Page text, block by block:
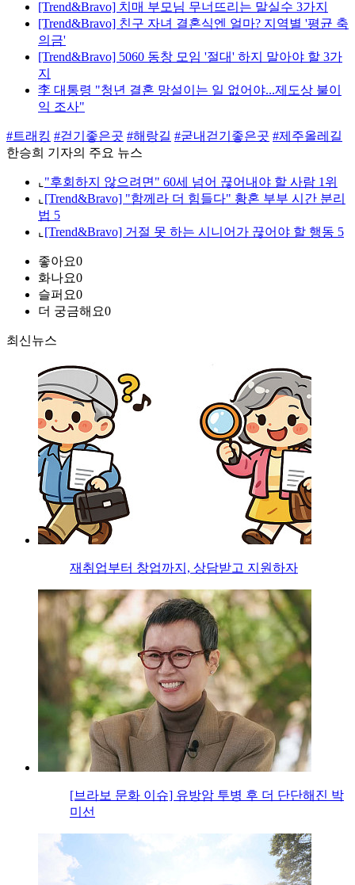
[Trend&Bravo] 치매 부모님 무너뜨리는 말실수 3가지
[Trend&Bravo] 친구 자녀 결혼식엔 얼마? 지역별 '평균 축
의금'
[Trend&Bravo] 5060 동창 모임 '절대' 하지 말아야 할 3가
지
李 대통령 "청년 결혼 망설이는 일 없어야...제도상 불이
익 조사"
#트래킹 #걷기좋은곳 #해랑길 #굳내걷기좋은곳 #제주올레길
한승희 기자의 주요 뉴스
⌞ "후회하지 않으려면" 60세 넘어 끊어내야 할 사람 1위
⌞ [Trend&Bravo] "함께라 더 힘들다" 황혼 부부 시간 분리
법 5
⌞ [Trend&Bravo] 거절 못 하는 시니어가 끊어야 할 행동 5
좋아요0
화나요0
슬퍼요0
더 궁금해요0
최신뉴스
재취업부터 창업까지, 상담받고 지원하자
[브라보 문화 이슈] 유방암 투병 후 더 단단해진 박
미선